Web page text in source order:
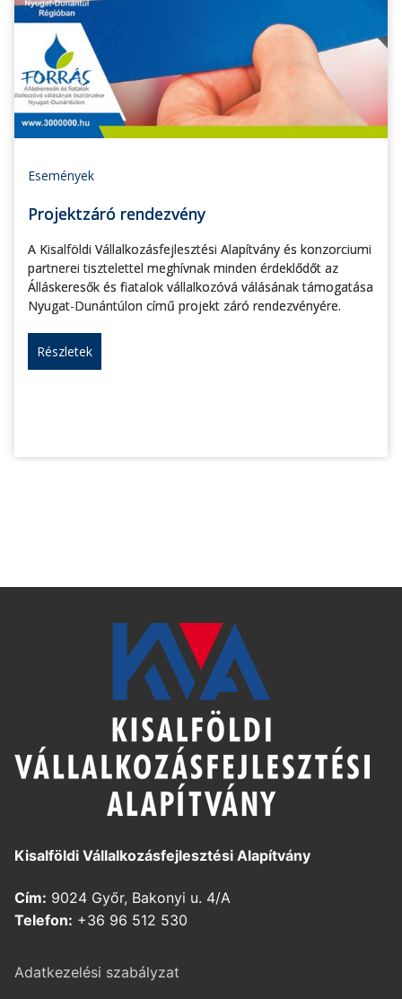
Események
Projektzáró rendezvény
A Kisalföldi Vállalkozásfejlesztési Alapítvány és konzorciumi
partnerei tisztelettel meghívnak minden érdeklődőt az
Álláskeresők és fiatalok vállalkozóvá válásának támogatása
Nyugat-Dunántúlon című projekt záró rendezvényére.
Részletek
Kisalföldi Vállalkozásfejlesztési Alapítvány
Cím: 9024 Győr, Bakonyi u. 4/A
Telefon: +36 96 512 530
Adatkezelési szabályzat